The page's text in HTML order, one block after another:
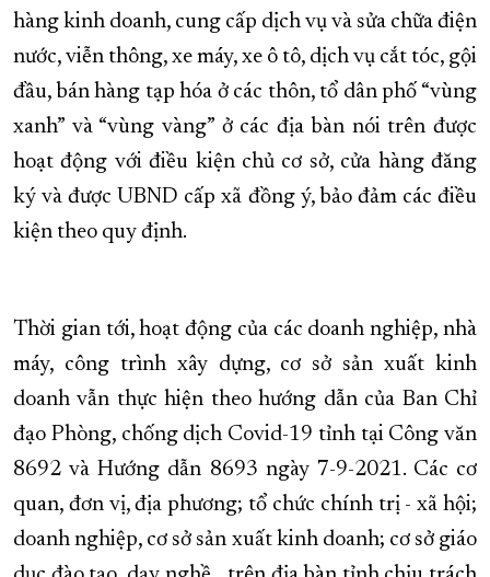
hàng kinh doanh, cung cấp dịch vụ và sửa chữa điện
nước, viễn thông, xe máy, xe ô tô, dịch vụ cắt tóc, gội
đầu, bán hàng tạp hóa ở các thôn, tổ dân phố “vùng
xanh” và “vùng vàng” ở các địa bàn nói trên được
hoạt động với điều kiện chủ cơ sở, cửa hàng đăng
ký và được UBND cấp xã đồng ý, bảo đảm các điều
kiện theo quy định.
Thời gian tới, hoạt động của các doanh nghiệp, nhà
máy, công trình xây dựng, cơ sở sản xuất kinh
doanh vẫn thực hiện theo hướng dẫn của Ban Chỉ
đạo Phòng, chống dịch Covid-19 tỉnh tại Công văn
8692 và Hướng dẫn 8693 ngày 7-9-2021. Các cơ
quan, đơn vị, địa phương; tổ chức chính trị - xã hội;
doanh nghiệp, cơ sở sản xuất kinh doanh; cơ sở giáo